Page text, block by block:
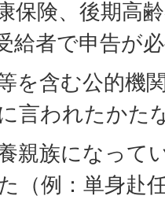
険、後期高齢
給者で申告が
む公的機関
言われたかた
親族になって
（例：単身赴